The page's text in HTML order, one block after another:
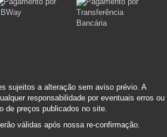
sujeitos a alteração sem aviso prévio. A
responsabilidade por eventuais erros ou
de preços publicados no site.
válidas após nossa re-confirmação.